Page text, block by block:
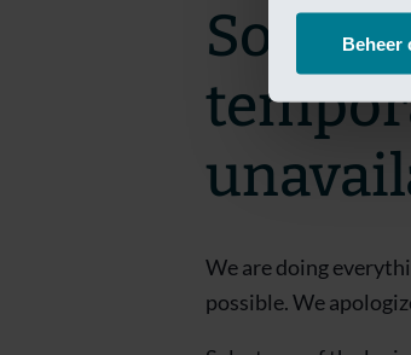
Beheer
Sorry!
We are doing
possible. We